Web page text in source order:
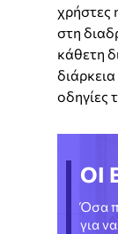
χρήστες
στη
κάθετη
οδηγίες
ΟΙ
Όσα
για